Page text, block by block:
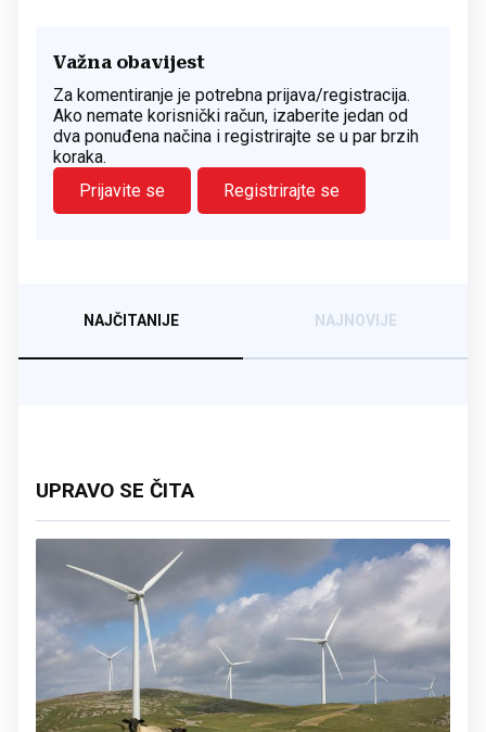
Važna obavijest
Za komentiranje je potrebna prijava/registracija.
Ako nemate korisnički račun, izaberite jedan od
dva ponuđena načina i registrirajte se u par brzih
koraka.
Prijavite se
Registrirajte se
NAJČITANIJE NAJNOVIJE
UPRAVO SE ČITA